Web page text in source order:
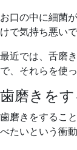
お口の中に細菌
けで気持ち悪い
最近では、舌磨
で、それらを使
歯磨きを
歯磨きをするこ
べたいという衝